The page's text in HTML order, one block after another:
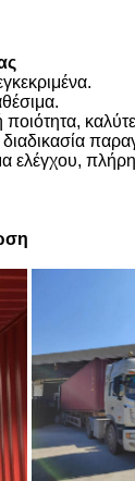
ποιότητα,
ελέγχου,